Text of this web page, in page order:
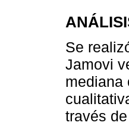
Se
Jamovi
mediana
través